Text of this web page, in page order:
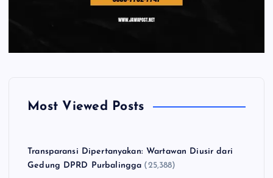
Most Viewed Posts
Transparansi Dipertanyakan: Wartawan Diusir dari
Gedung DPRD Purbalingga (25,388)